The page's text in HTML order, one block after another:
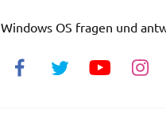
Windows OS fragen und